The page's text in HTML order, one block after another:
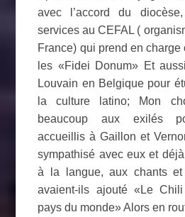
avec l’accord du
services au CEFAL (
France) qui prend en charge
les «Fidei Donum» Et
Louvain en Belgique pour
la culture latino; Mon
beaucoup aux exilés
accueillis à Gaillon et
sympathisé avec eux et
à la langue, aux chants
avaient-ils ajouté «Le
pays du monde» Alors en